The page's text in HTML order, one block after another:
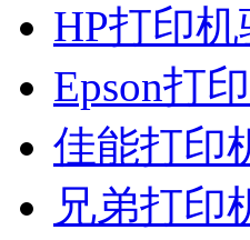
HP打印机
Epson打
佳能打印
兄弟打印